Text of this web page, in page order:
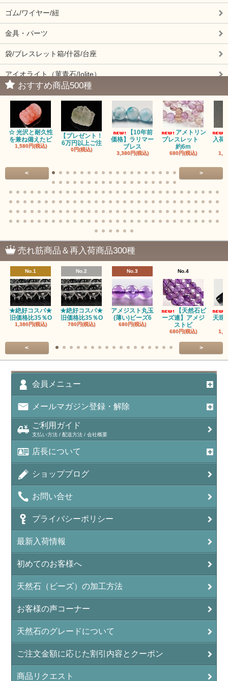
ゴム/ワイヤー/紐
金具・パーツ
袋/ブレスレット箱/什器/台座
アイオライト（菫青石/Iolite）
アイドクレーズ（Idocrase）（別名ベスビアナイト）
アクアマリン（藍玉/藍柱石/Aquamarine）
アクチノライトインクォーツ（Actinolite/緑閃石）
赤瑪瑙（レッドアゲート/カーネリアン）
アゲート（瑪瑙/Agate）各種
アズロマラカイト（Azuromalachite）
アパタイト
アベンチュリン(クォーツァイト/Aventurine)
アポフィライト（Apophylite）/魚眼石
アメジスト（紫水晶/Amethyst）
アメシスティンクォーツ（Amethest in quartz）
ラベンダーアメジスト
アメトリン（紫黄水晶/Ametrine）
アラゴナイト（霰石/Aragonite）
アンフィボールインクォーツ(Amphibole)
アンフィボールロック/角閃岩（Amphibole ）
イーグルアイ（EagleEye）
インカローズ（ロードクロサイト/Rhodochrosite）
インディアンアゲート(Indian Agate)
エメラルド(emerald/翠玉)
エレスチャル(elestial/骸骨水晶)
オーロラクォーツ(レインボー水晶)
おすすめ商品500種
☆ 光沢と耐久性
を兼ね備えたピ
1,580円(税込)
【プレゼント！
6万円以上ご注
0円(税込)
【10年前
価格】ラリマー
ブレス
3,380円(税込)
アメトリン
ブレスレット
約6m
680円(税込)
入荷
< >
売れ筋商品＆再入荷商品300種
No.1
★絶好コスパ★
旧価格比35％O
1,380円(税込)
No.2
★絶好コスパ★
旧価格比35％O
780円(税込)
No.3
アメジスト丸玉
(薄い)ビーズ6
680円(税込)
No.4
【天然石ビ
ーズ連】アメジ
ストビ
680円(税込)
天珠
< >
会員メニュー
メールマガジン登録・解除
ご利用ガイド
支払い方法 / 配送方法 / 会社概要
店長について
ショップブログ
お問い合せ
プライバシーポリシー
最新入荷情報
初めてのお客様へ
天然石（ビーズ）の加工方法
お客様の声コーナー
天然石のグレードについて
ご注文金額に応じた割引内容とクーポン
商品リクエスト